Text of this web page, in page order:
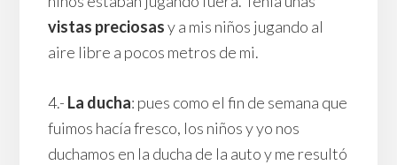
vistas preciosasy a mis niños jugando al
aire libre a pocos metros de mi.
4.- La ducha: pues como el fin de semana que
fuimos hacía fresco, los niños y yo nos
duchamos en la ducha de la auto y me resultó